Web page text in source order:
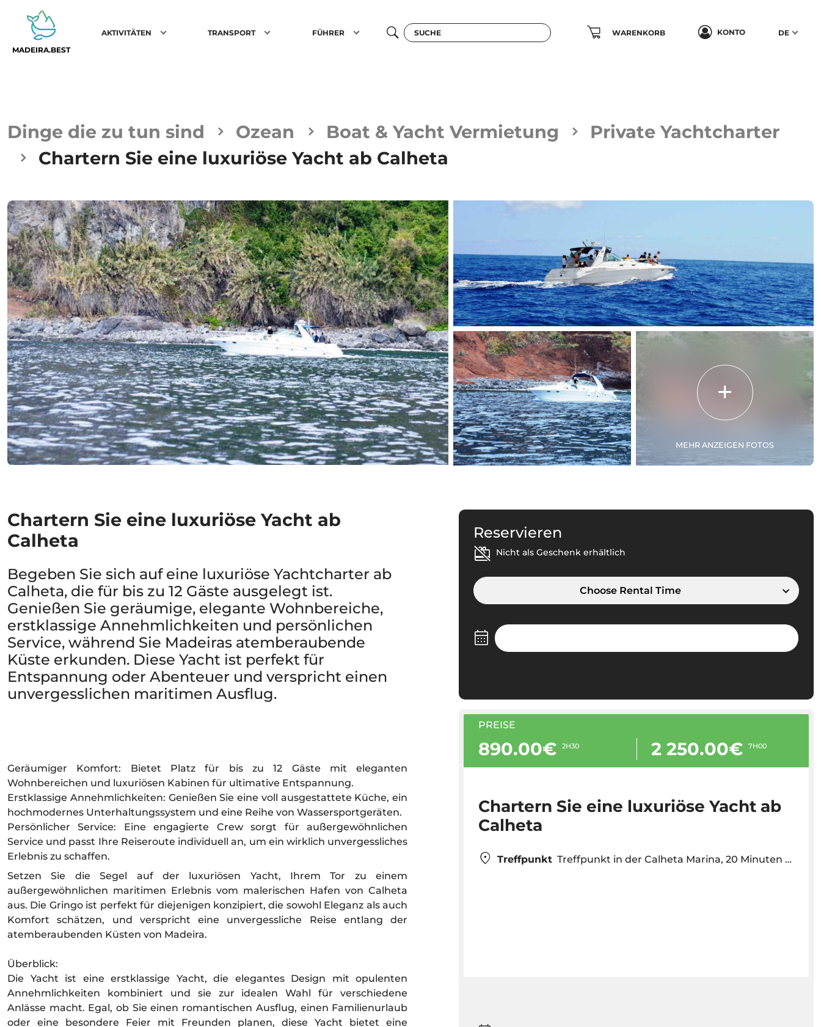
MADEIRA.BEST
AKTIVITÄTEN TRANSPORT FÜHRER WARENKORB KONTO DE
Dinge die zu tun sind Ozean Boat & Yacht Vermietung
Private Yachtcharter
Chartern Sie eine luxuriöse Yacht ab Calheta
MEHR ANZEIGEN FOTOS
Chartern Sie eine luxuriöse Yacht ab
Calheta
Begeben Sie sich auf eine luxuriöse Yachtcharter ab
Calheta, die für bis zu 12 Gäste ausgelegt ist.
Genießen Sie geräumige, elegante Wohnbereiche,
erstklassige Annehmlichkeiten und persönlichen
Service, während Sie Madeiras atemberaubende
Küste erkunden. Diese Yacht ist perfekt für
Entspannung oder Abenteuer und verspricht einen
unvergesslichen maritimen Ausflug.
Geräumiger Komfort: Bietet Platz für bis zu 12 Gäste mit eleganten
Wohnbereichen und luxuriösen Kabinen für ultimative Entspannung.
Erstklassige Annehmlichkeiten: Genießen Sie eine voll ausgestattete Küche, ein
hochmodernes Unterhaltungssystem und eine Reihe von Wassersportgeräten.
Persönlicher Service: Eine engagierte Crew sorgt für außergewöhnlichen
Service und passt Ihre Reiseroute individuell an, um ein wirklich unvergessliches
Erlebnis zu schaffen.
Setzen Sie die Segel auf der luxuriösen Yacht, Ihrem Tor zu einem
außergewöhnlichen maritimen Erlebnis vom malerischen Hafen von Calheta
aus. Die Gringo ist perfekt für diejenigen konzipiert, die sowohl Eleganz als auch
Komfort schätzen, und verspricht eine unvergessliche Reise entlang der
atemberaubenden Küsten von Madeira.
Überblick:
Die Yacht ist eine erstklassige Yacht, die elegantes Design mit opulenten
Annehmlichkeiten kombiniert und sie zur idealen Wahl für verschiedene
Anlässe macht. Egal, ob Sie einen romantischen Ausflug, einen Familienurlaub
oder eine besondere Feier mit Freunden planen, diese Yacht bietet eine
Reservieren
Nicht als Geschenk erhältlich
Choose Rental Time
PREISE
890.00€ 2H30 2 250.00€ 7H00
Chartern Sie eine luxuriöse Yacht ab
Calheta
Treffpunkt Treffpunkt in der Calheta Marina, 20 Minuten vor Abfahrt im Büro von Ontales